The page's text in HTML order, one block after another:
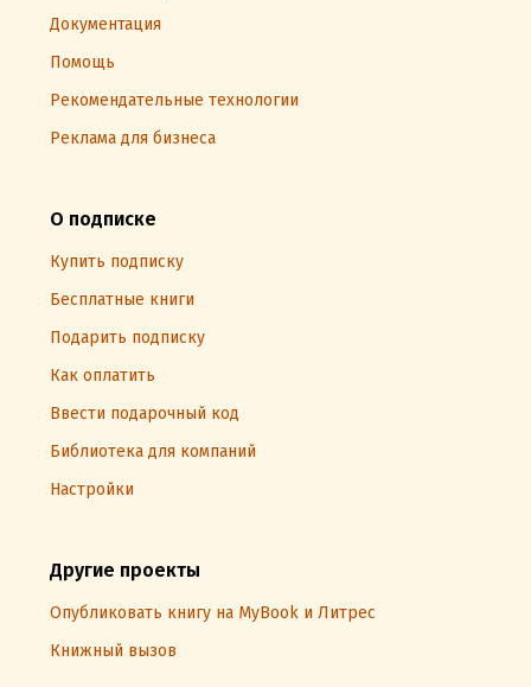
Документация
Помощь
Рекомендательные технологии
Реклама для бизнеса
О подписке
Купить подписку
Бесплатные книги
Подарить подписку
Как оплатить
Ввести подарочный код
Библиотека для компаний
Настройки
Другие проекты
Опубликовать книгу на MyBook и Литрес
Книжный вызов